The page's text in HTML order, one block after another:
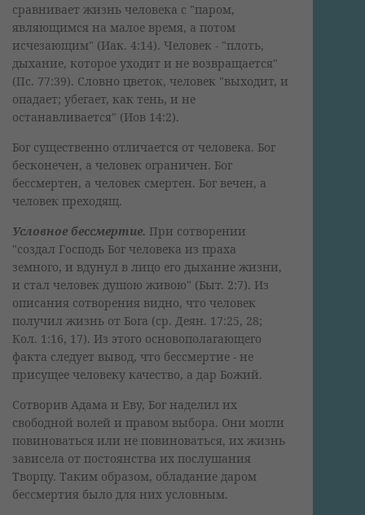
сравнивает жизнь человека с "паром,
являющимся на малое время, а потом
исчезающим" (Иак. 4:14). Человек - "плоть,
дыхание, которое уходит и не возвращается"
(Пс. 77:39). Словно цветок, человек "выходит, и
опадает; убегает, как тень, и не
останавливается" (Иов 14:2).
Бог существенно отличается от человека. Бог
бесконечен, а человек ограничен. Бог
бессмертен, а человек смертен. Бог вечен, а
человек преходящ.
Условное бессмертие. При сотворении
"создал Господь Бог человека из праха
земного, и вдунул в лицо его дыхание жизни,
и стал человек душою живою" (Быт. 2:7). Из
описания сотворения видно, что человек
получил жизнь от Бога (ср. Деян. 17:25, 28;
Кол. 1:16, 17). Из этого основополагающего
факта следует вывод, что бессмертие - не
присущее человеку качество, а дар Божий.
Сотворив Адама и Еву, Бог наделил их
свободной волей и правом выбора. Они могли
повиноваться или не повиноваться, их жизнь
зависела от постоянства их послушания
Творцу. Таким образом, обладание даром
бессмертия было для них условным.